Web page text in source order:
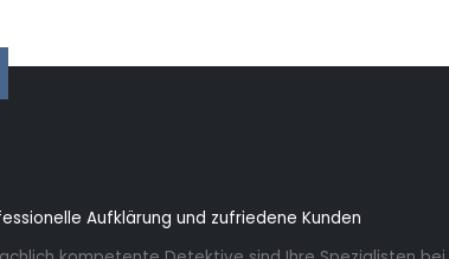
Aufklärung und zufriedene Kunden